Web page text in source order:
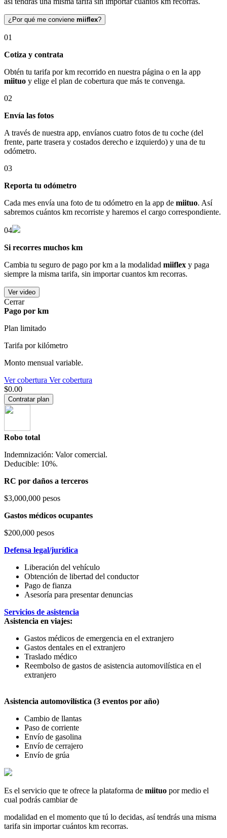
¿Por qué me conviene miiflex?
01
Cotiza y contrata
Obtén tu tarifa por km recorrido en nuestra página o en la app
miituo y elige el plan de cobertura que más te convenga.
02
Envía las fotos
A través de nuestra app, envíanos cuatro fotos de tu coche (del
frente, parte trasera y costados derecho e izquierdo) y una de tu
odómetro.
03
Reporta tu odómetro
Cada mes envía una foto de tu odómetro en la app de miituo. Así
sabremos cuántos km recorriste y haremos el cargo correspondiente.
04
Si recorres muchos km
Cambia tu seguro de pago por km a la modalidad miiflex y paga
siempre la misma tarifa, sin importar cuantos km recorras.
Ver video
Cerrar
Pago por km
Plan limitado
Tarifa por kilómetro
Monto mensual variable.
Ver cobertura Ver cobertura
$0.00
Contratar plan
Robo total
Indemnización: Valor comercial.
Deducible: 10%.
RC por daños a terceros
$3,000,000 pesos
Gastos médicos ocupantes
$200,000 pesos
Defensa legal/jurídica
Liberación del vehículo
Obtención de libertad del conductor
Pago de fianza
Asesoría para presentar denuncias
Servicios de asistencia
Asistencia en viajes:
Gastos médicos de emergencia en el extranjero
Gastos dentales en el extranjero
Traslado médico
Reembolso de gastos de asistencia automovilística en el
extranjero
Asistencia automovilística (3 eventos por año)
Cambio de llantas
Paso de corriente
Envío de gasolina
Envío de cerrajero
Envío de grúa
Es el servicio que te ofrece la plataforma de miituo por medio el
cual podrás cambiar de
modalidad en el momento que tú lo decidas, así tendrás una misma
tarifa sin importar cuántos km recorras.